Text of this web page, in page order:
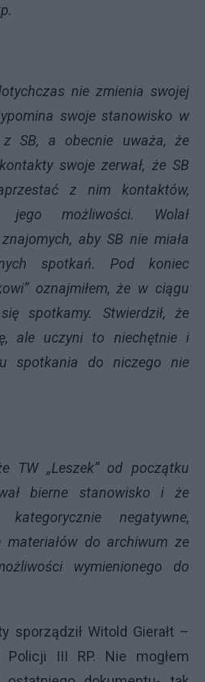
nie zmienia swojej
swoje stanowisko w
z SB, a obecnie uważa, że
swoje zerwał, że SB
z nim kontaktów,
możliwości. Wolał
aby SB nie miała
spotkań. Pod koniec
oznajmiłem, że w ciągu
spotkamy. Stwierdził, że
ale uczyni to niechętnie i
spotkania do niczego nie
TW „Leszek” od początku
bierne stanowisko i że
negatywne,
materiałów do archiwum ze
wymienionego do
sporządził Witold Gierałt –
Policji III RP. Nie mogłem